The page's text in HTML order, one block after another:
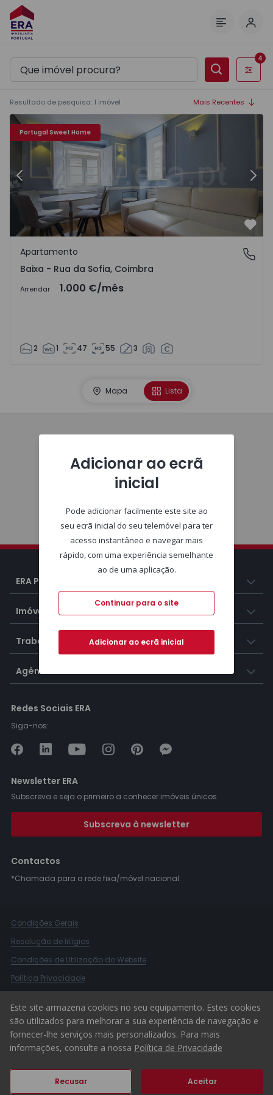
Filtros
4
Resultado de pesquisa: 1 imóvel Mais Recentes
Portugal Sweet Home
Apartamento T2 Coimbra, Baixa - 1093327 - 2
Anterior
Baixa - Rua da Sofia, Coimbra
Apartamento
Baixa - Rua da Sofia, Coimbra
Arrendar 1.000 €/mês
2 1 47 55 3
Mapa Lista
ERA Portugal
Imóveis
Trabalhar na ERA
Agências ERA
Redes Sociais ERA
Siga-nos:
Newsletter ERA
Subscreva e seja o primeiro a conhecer imóveis únicos.
Subscreva à newsletter
Contactos
*Chamada para a rede fixa/móvel nacional.
Condições Gerais
Resolução de litígios
Condições de Utilização do Website
Política Privacidade
© 2026 ERA Portugal
Este site armazena cookies no seu equipamento. Estes cookies
são utilizados para melhorar a sua experiência de navegação e
fornecer-lhe serviços mais personalizados. Para mais
informações, consulte a nossa Política de Privacidade
Recusar Aceitar
Adicionar ao ecrã
inicial
Pode adicionar facilmente este site ao
seu ecrã inicial do seu telemóvel para ter
acesso instantâneo e navegar mais
rápido, com uma experiência semelhante
ao de uma aplicação.
Continuar para o site
Adicionar ao ecrã inicial